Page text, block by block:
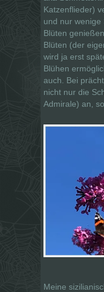
Katzenflieder)
und nur wenige
Blüten
Blüten (der
wird ja erst
Blühen
auch. Bei
nicht nur die
Admirale) an,
Meine